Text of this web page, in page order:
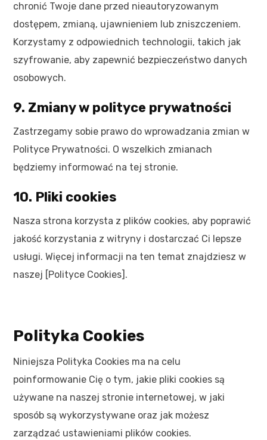
chronić Twoje dane przed nieautoryzowanym
dostępem, zmianą, ujawnieniem lub zniszczeniem.
Korzystamy z odpowiednich technologii, takich jak
szyfrowanie, aby zapewnić bezpieczeństwo danych
osobowych.
9. Zmiany w polityce prywatności
Zastrzegamy sobie prawo do wprowadzania zmian w
Polityce Prywatności. O wszelkich zmianach
będziemy informować na tej stronie.
10. Pliki cookies
Nasza strona korzysta z plików cookies, aby poprawić
jakość korzystania z witryny i dostarczać Ci lepsze
usługi. Więcej informacji na ten temat znajdziesz w
naszej [Polityce Cookies].
Polityka Cookies
Niniejsza Polityka Cookies ma na celu
poinformowanie Cię o tym, jakie pliki cookies są
używane na naszej stronie internetowej, w jaki
sposób są wykorzystywane oraz jak możesz
zarządzać ustawieniami plików cookies.